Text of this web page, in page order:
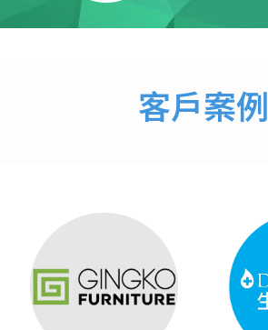
客戶案例